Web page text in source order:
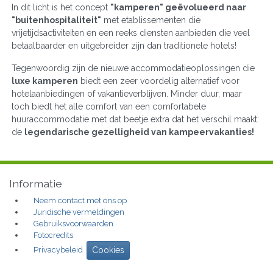
In dit licht is het concept "kamperen" geëvolueerd naar
"buitenhospitaliteit" met etablissementen die
vrijetijdsactiviteiten en een reeks diensten aanbieden die veel
betaalbaarder en uitgebreider zijn dan traditionele hotels!
Tegenwoordig zijn de nieuwe accommodatieoplossingen die
luxe kamperen biedt een zeer voordelig alternatief voor
hotelaanbiedingen of vakantieverblijven. Minder duur, maar
toch biedt het alle comfort van een comfortabele
huuraccommodatie met dat beetje extra dat het verschil maakt:
de legendarische gezelligheid van kampeervakanties!
Informatie
Neem contact met ons op
Juridische vermeldingen
Gebruiksvoorwaarden
Fotocredits
Privacybeleid
Cookies